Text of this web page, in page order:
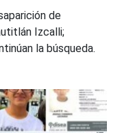
de
Izcalli;
la búsqueda.